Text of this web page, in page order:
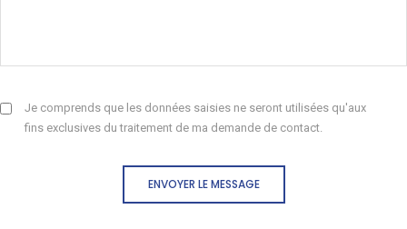
Je comprends que les données saisies ne seront utilisées qu'aux
fins exclusives du traitement de ma demande de contact.
ENVOYER LE MESSAGE